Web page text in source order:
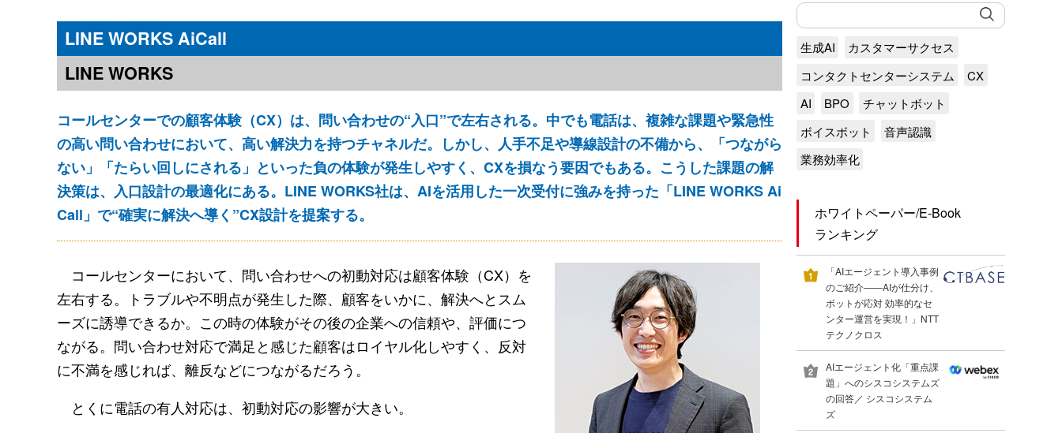
LINE WORKS AiCall
LINE WORKS
コールセンターでの顧客体験（CX）は、問い合わせの“入口”で左右される。中でも電話は、複雑な課題や緊急性
の高い問い合わせにおいて、高い解決力を持つチャネルだ。しかし、人手不足や導線設計の不備から、「つながら
ない」「たらい回しにされる」といった負の体験が発生しやすく、CXを損なう要因でもある。こうした課題の解
決策は、入口設計の最適化にある。LINE WORKS社は、AIを活用した一次受付に強みを持った「LINE WORKS Ai
Call」で“確実に解決へ導く”CX設計を提案する。
コールセンターにおいて、問い合わせへの初動対応は顧客体験（CX）を
左右する。トラブルや不明点が発生した際、顧客をいかに、解決へとスム
ーズに誘導できるか。この時の体験がその後の企業への信頼や、評価につ
ながる。問い合わせ対応で満足と感じた顧客はロイヤル化しやすく、反対
に不満を感じれば、離反などにつながるだろう。
とくに電話の有人対応は、初動対応の影響が大きい。
生成AI
カスタマーサクセス
コンタクトセンターシステム
CX
AI
BPO
チャットボット
ボイスボット
音声認識
業務効率化
ホワイトペーパー/E-Book
ランキング
「AIエージェント導入事例
のご紹介――AIが仕分け、
ボットが応対 効率的なセ
ンター運営を実現！」NTT
テクノクロス
AIエージェント化「重点課
題」へのシスコシステムズ
の回答／ シスコシステム
ズ